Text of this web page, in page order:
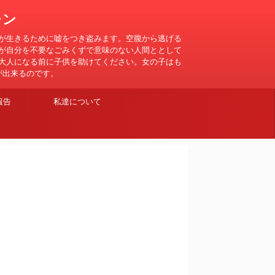
きるために嘘をつき盗みます。空腹から逃げる
分を不要なごみくずで意味のない人間ととして
になる前に子供を助けてください。女の子はも
来るのです。
告 私達について